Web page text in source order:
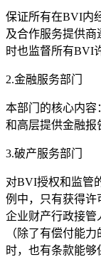
保证所有在BVI内
及合作服务提供
时也监督所有BVI
2.金融服务部门
本部门的核心内容
和高层提供金融报
3.破产服务部门
对BVI授权和监管
例中，只有获得许
企业财产行政接管
（除了有偿付能
时，也有条款能